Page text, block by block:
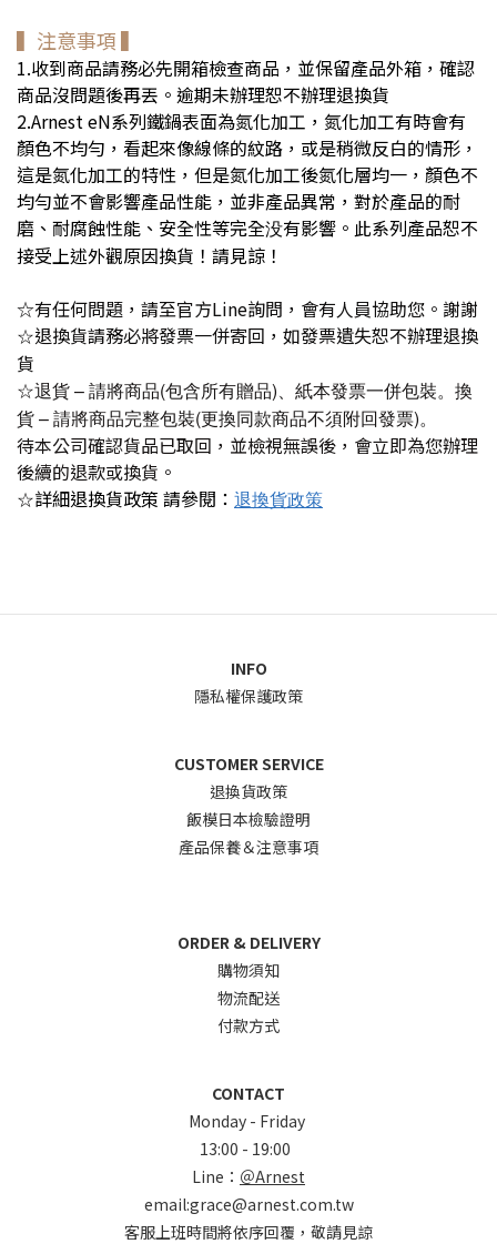
▍注意事項 ▍
1.收到商品請務必先開箱檢查商品，並保留產品外箱，確認
商品沒問題後再丟。逾期未辦理恕不辦理退換貨
2.Arnest eN系列鐵鍋表面為氮化加工，氮化加工有時會有
顏色不均勻，看起來像線條的紋路，或是稍微反白的情形，
這是氮化加工的特性，但是氮化加工後氮化層均一，顏色不
均勻並不會影響產品性能，並非產品異常，對於產品的耐
磨、耐腐蝕性能、安全性等完全没有影響。此系列產品恕不
接受上述外觀原因換貨！請見諒！
☆有任何問題，請至官方Line詢問，會有人員協助您。謝謝
☆退換貨請務必將發票一併寄回，如發票遺失恕不辦理退換
貨
☆退貨 – 請將商品(包含所有贈品)、紙本發票一併包裝。 換
貨 – 請將商品完整包裝(更換同款商品不須附回發票)。
待本公司確認貨品已取回，並檢視無誤後，會立即為您辦理
後續的退款或換貨。
☆詳細退換貨政策 請參閱： 退換貨政策
INFO
隱私權保護政策
CUSTOMER SERVICE
退換貨政策
飯模日本檢驗證明
產品保養＆注意事項
ORDER & DELIVERY
購物須知
物流配送
付款方式
CONTACT
Monday - Friday
13:00 - 19:00
Line： ＠Arnest
email:grace@arnest.com.tw
客服上班時間將依序回覆，敬請見諒